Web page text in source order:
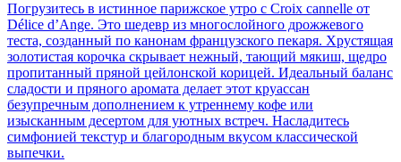
Погрузитесь в истинное парижское утро с Croix cannelle от
Délice d’Ange. Это шедевр из многослойного дрожжевого
теста, созданный по канонам французского пекаря. Хрустящая
золотистая корочка скрывает нежный, тающий мякиш, щедро
пропитанный пряной цейлонской корицей. Идеальный баланс
сладости и пряного аромата делает этот круассан
безупречным дополнением к утреннему кофе или
изысканным десертом для уютных встреч. Насладитесь
симфонией текстур и благородным вкусом классической
выпечки.